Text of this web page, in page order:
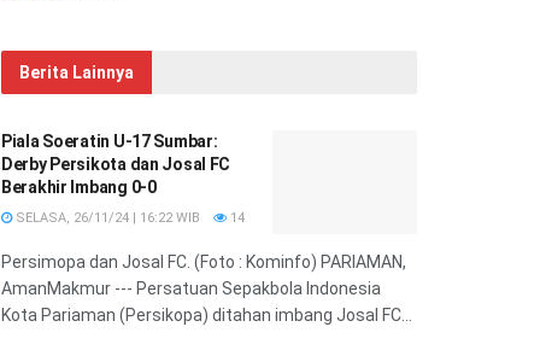
Berita Lainnya
Piala Soeratin U-17 Sumbar:
Derby Persikota dan Josal FC
Berakhir Imbang 0-0
SELASA, 26/11/24 | 16:22 WIB 14
Persimopa dan Josal FC. (Foto : Kominfo) PARIAMAN,
AmanMakmur --- Persatuan Sepakbola Indonesia
Kota Pariaman (Persikopa) ditahan imbang Josal FC...